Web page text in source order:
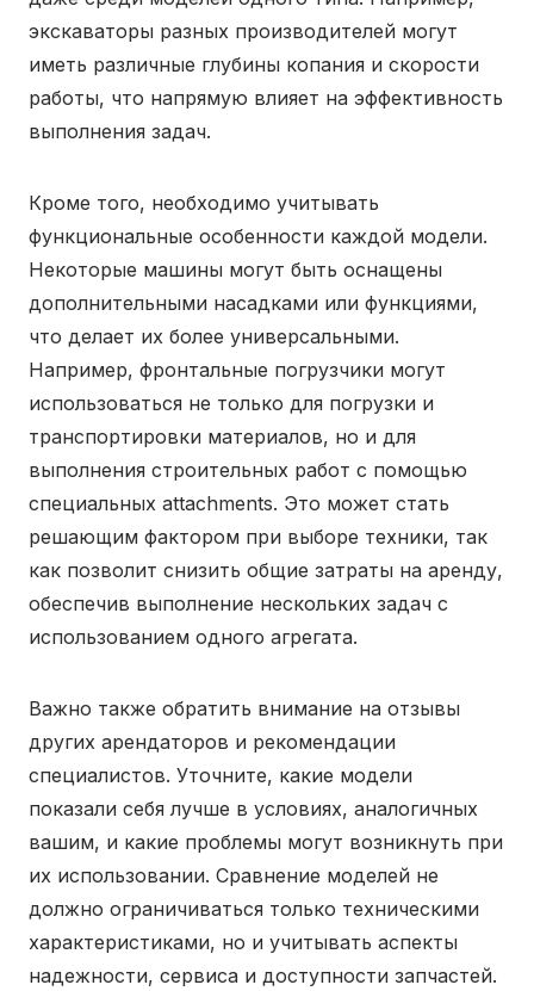
экскаваторы разных производителей могут
иметь различные глубины копания и скорости
работы, что напрямую влияет на эффективность
выполнения задач.
Кроме того, необходимо учитывать
функциональные особенности каждой модели.
Некоторые машины могут быть оснащены
дополнительными насадками или функциями,
что делает их более универсальными.
Например, фронтальные погрузчики могут
использоваться не только для погрузки и
транспортировки материалов, но и для
выполнения строительных работ с помощью
специальных attachments. Это может стать
решающим фактором при выборе техники, так
как позволит снизить общие затраты на аренду,
обеспечив выполнение нескольких задач с
использованием одного агрегата.
Важно также обратить внимание на отзывы
других арендаторов и рекомендации
специалистов. Уточните, какие модели
показали себя лучше в условиях, аналогичных
вашим, и какие проблемы могут возникнуть при
их использовании. Сравнение моделей не
должно ограничиваться только техническими
характеристиками, но и учитывать аспекты
надежности, сервиса и доступности запчастей.